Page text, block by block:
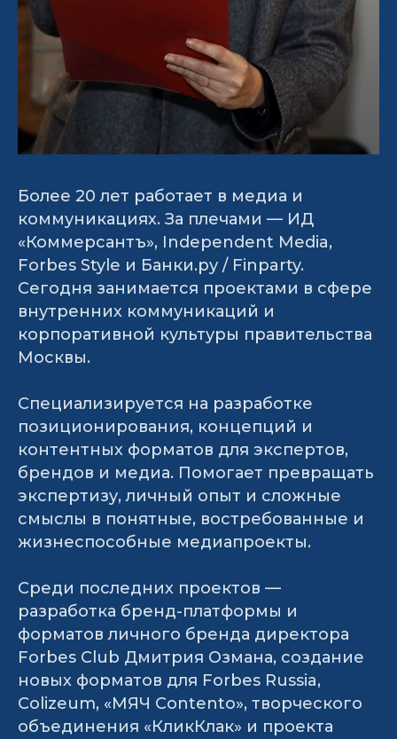
Более 20 лет работает в медиа и
коммуникациях. За плечами — ИД
«Коммерсантъ», Independent Media,
Forbes Style и Банки.ру / Finparty.
Сегодня занимается проектами в сфере
внутренних коммуникаций и
корпоративной культуры правительства
Москвы.
Специализируется на разработке
позиционирования, концепций и
контентных форматов для экспертов,
брендов и медиа. Помогает превращать
экспертизу, личный опыт и сложные
смыслы в понятные, востребованные и
жизнеспособные медиапроекты.
Среди последних проектов —
разработка бренд-платформы и
форматов личного бренда директора
Forbes Club Дмитрия Озмана, создание
новых форматов для Forbes Russia,
Colizeum, «МЯЧ Contento», творческого
объединения «КликКлак» и проекта